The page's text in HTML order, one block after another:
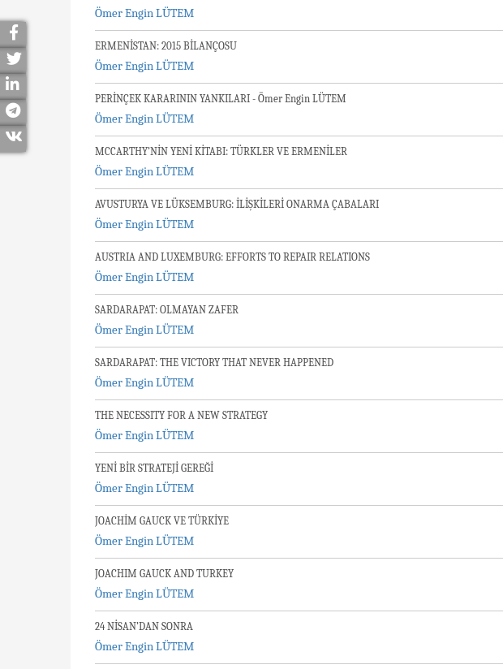
Ömer Engin LÜTEM
ERMENİSTAN: 2015 BİLANÇOSU
Ömer Engin LÜTEM
PERİNÇEK KARARININ YANKILARI - Ömer Engin LÜTEM
Ömer Engin LÜTEM
MCCARTHY’NİN YENİ KİTABI: TÜRKLER VE ERMENİLER
Ömer Engin LÜTEM
AVUSTURYA VE LÜKSEMBURG: İLİŞKİLERİ ONARMA ÇABALARI
Ömer Engin LÜTEM
AUSTRIA AND LUXEMBURG: EFFORTS TO REPAIR RELATIONS
Ömer Engin LÜTEM
SARDARAPAT: OLMAYAN ZAFER
Ömer Engin LÜTEM
SARDARAPAT: THE VICTORY THAT NEVER HAPPENED
Ömer Engin LÜTEM
THE NECESSITY FOR A NEW STRATEGY
Ömer Engin LÜTEM
YENİ BİR STRATEJİ GEREĞİ
Ömer Engin LÜTEM
JOACHİM GAUCK VE TÜRKİYE
Ömer Engin LÜTEM
JOACHIM GAUCK AND TURKEY
Ömer Engin LÜTEM
24 NİSAN’DAN SONRA
Ömer Engin LÜTEM